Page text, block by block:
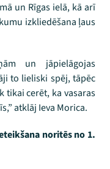
un Rīgas ielā, kā arī
izkliedēšana ļaus
un jāpielāgojas
to lieliski spēj, tāpēc
tikai cerēt, ka vasaras
atklāj Ieva Morica.
noritēs no 1.